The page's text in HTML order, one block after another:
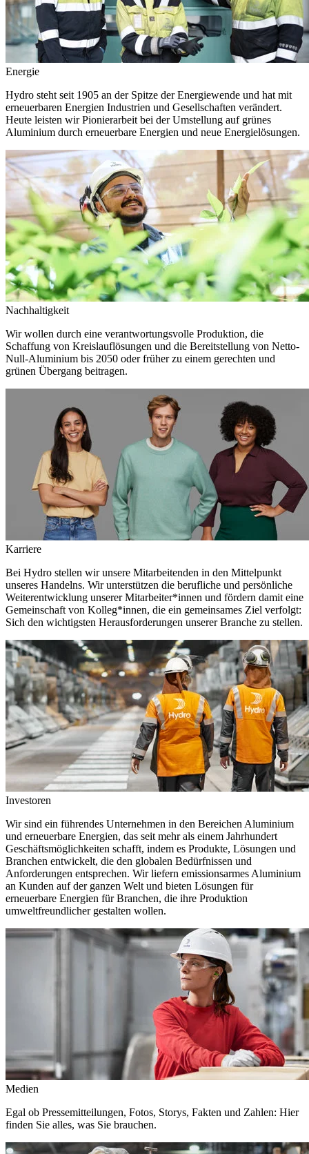
Energie
Hydro steht seit 1905 an der Spitze der Energiewende und hat mit
erneuerbaren Energien Industrien und Gesellschaften verändert.
Heute leisten wir Pionierarbeit bei der Umstellung auf grünes
Aluminium durch erneuerbare Energien und neue Energielösungen.
Nachhaltigkeit
Wir wollen durch eine verantwortungsvolle Produktion, die
Schaffung von Kreislauflösungen und die Bereitstellung von Netto-
Null-Aluminium bis 2050 oder früher zu einem gerechten und
grünen Übergang beitragen.
Karriere
Bei Hydro stellen wir unsere Mitarbeitenden in den Mittelpunkt
unseres Handelns. Wir unterstützen die berufliche und persönliche
Weiterentwicklung unserer Mitarbeiter*innen und fördern damit eine
Gemeinschaft von Kolleg*innen, die ein gemeinsames Ziel verfolgt:
Sich den wichtigsten Herausforderungen unserer Branche zu stellen.
Investoren
Wir sind ein führendes Unternehmen in den Bereichen Aluminium
und erneuerbare Energien, das seit mehr als einem Jahrhundert
Geschäftsmöglichkeiten schafft, indem es Produkte, Lösungen und
Branchen entwickelt, die den globalen Bedürfnissen und
Anforderungen entsprechen. Wir liefern emissionsarmes Aluminium
an Kunden auf der ganzen Welt und bieten Lösungen für
erneuerbare Energien für Branchen, die ihre Produktion
umweltfreundlicher gestalten wollen.
Medien
Egal ob Pressemitteilungen, Fotos, Storys, Fakten und Zahlen: Hier
finden Sie alles, was Sie brauchen.